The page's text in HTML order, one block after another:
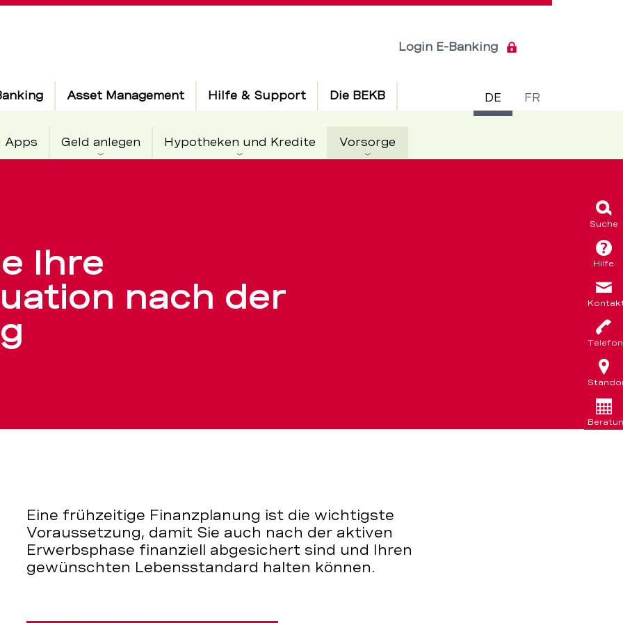
DE FR
Login E-Banking
Apps Geld anlegen Hypotheken und Kredite Vorsorge
Asset Management Hilfe & Support Die BEKB
Suche
Hilfe
Telefon
Ihre
nach der
Eine frühzeitige Finanzplanung ist die wichtigste
Voraussetzung, damit Sie auch nach der aktiven
Erwerbsphase finanziell abgesichert sind und Ihren
gewünschten Lebensstandard halten können.